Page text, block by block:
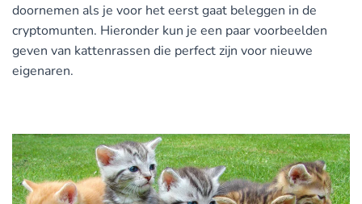
doornemen als je voor het eerst gaat beleggen in de
cryptomunten. Hieronder kun je een paar voorbeelden
geven van kattenrassen die perfect zijn voor nieuwe
eigenaren.